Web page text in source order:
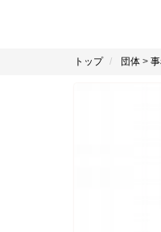
トップ 団体 >